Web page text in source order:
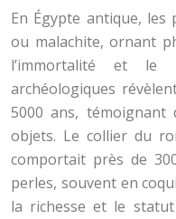
En Égypte antique, les
ou malachite, ornant
l’immortalité et le
archéologiques
5000 ans, témoignant
objets. Le collier du
comportait près de
perles, souvent en
la richesse et le